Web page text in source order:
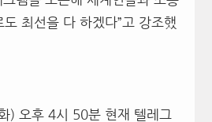
최선을 다 하겠다”고 강조했
) 오후 4시 50분 현재 텔레그